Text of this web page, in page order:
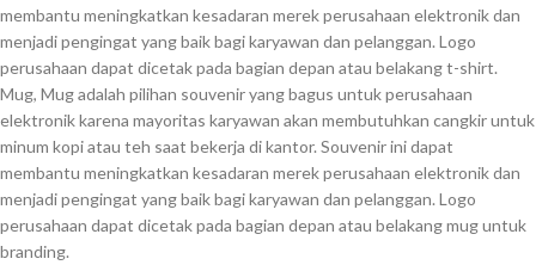
membantu meningkatkan kesadaran merek perusahaan elektronik dan
menjadi pengingat yang baik bagi karyawan dan pelanggan. Logo
perusahaan dapat dicetak pada bagian depan atau belakang t-shirt.
Mug, Mug adalah pilihan souvenir yang bagus untuk perusahaan
elektronik karena mayoritas karyawan akan membutuhkan cangkir untuk
minum kopi atau teh saat bekerja di kantor. Souvenir ini dapat
membantu meningkatkan kesadaran merek perusahaan elektronik dan
menjadi pengingat yang baik bagi karyawan dan pelanggan. Logo
perusahaan dapat dicetak pada bagian depan atau belakang mug untuk
branding.